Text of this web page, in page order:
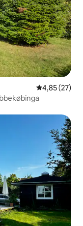
Prosječna
4,85 (27)